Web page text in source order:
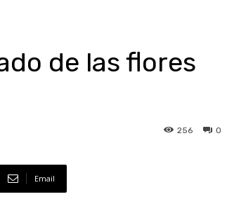
de las flores
0
256
Email